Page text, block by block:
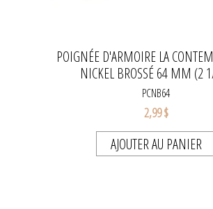
POIGNÉE D'ARMOIRE LA
NICKEL BROSSÉ 64 MM (2
PCNB64
2,99 $
AJOUTER AU PANIER